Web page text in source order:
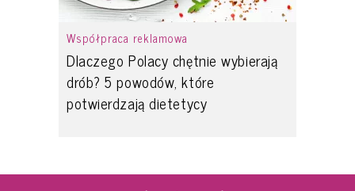
Współpraca reklamowa
Dlaczego Polacy chętnie wybierają
drób? 5 powodów, które
potwierdzają dietetycy